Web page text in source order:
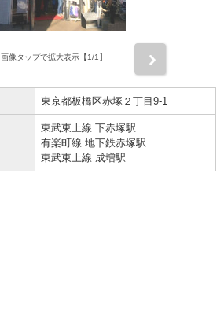
画像タップで拡大表示【1/1】
東京都板橋区赤塚２丁目9-1
東武東上線 下赤塚駅
有楽町線 地下鉄赤塚駅
東武東上線 成増駅